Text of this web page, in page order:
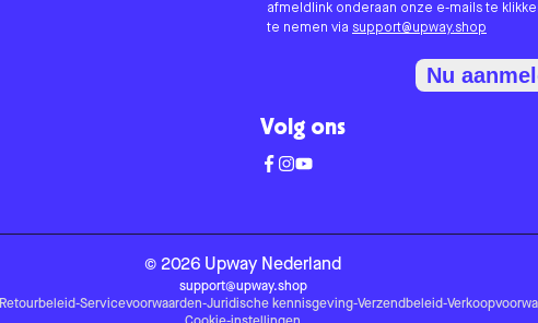
afmeldlink onderaan onze e-mails te
te nemen via support@upway.shop
Nu
Volg ons
© 2026 Upway Nederland
support@upway.shop
Retourbeleid-Servicevoorwaarden-Juridische kennisgeving-Verzendbeleid-